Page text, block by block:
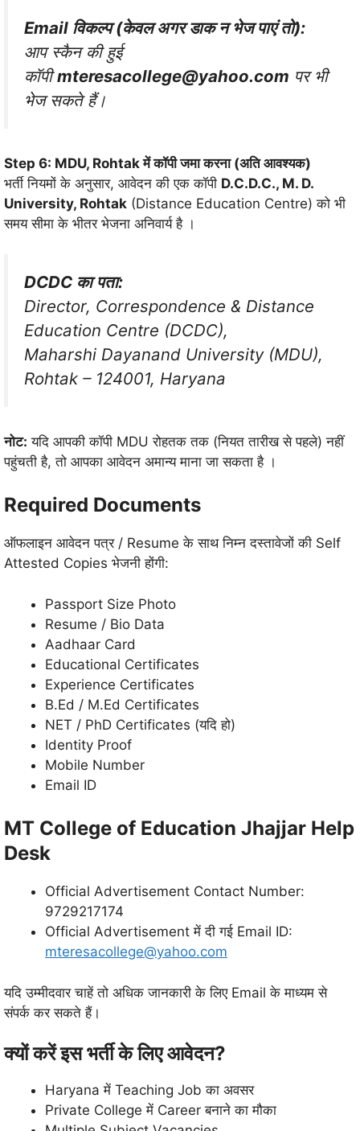
Email विकल्प (केवल अगर डाक न भेज पाएं तो):
आप स्कैन की हुई
कॉपीmteresacollege@yahoo.com पर भी
भेज सकते हैं।
Step 6: MDU, Rohtak में कॉपी जमा करना (अति आवश्यक)
भर्ती नियमों के अनुसार, आवेदन की एक कॉपी D.C.D.C., M. D.
University, Rohtak (Distance Education Centre) को भी
समय सीमा के भीतर भेजना अनिवार्य है ।
DCDC का पता:
Director, Correspondence & Distance
Education Centre (DCDC),
Maharshi Dayanand University (MDU),
Rohtak – 124001, Haryana
नोट: यदि आपकी कॉपी MDU रोहतक तक (नियत तारीख से पहले) नहीं
पहुंचती है, तो आपका आवेदन अमान्य माना जा सकता है ।
Required Documents
ऑफलाइन आवेदन पत्र / Resume के साथ निम्न दस्तावेजों की Self
Attested Copies भेजनी होंगी:
Passport Size Photo
Resume / Bio Data
Aadhaar Card
Educational Certificates
Experience Certificates
B.Ed / M.Ed Certificates
NET / PhD Certificates (यदि हो)
Identity Proof
Mobile Number
Email ID
MT College of Education Jhajjar Help
Desk
Official Advertisement Contact Number:
9729217174
Official Advertisement में दी गई Email ID:
mteresacollege@yahoo.com
यदि उम्मीदवार चाहें तो अधिक जानकारी के लिए Email के माध्यम से
संपर्क कर सकते हैं।
क्यों करें इस भर्ती के लिए आवेदन?
Haryana में Teaching Job का अवसर
Private College में Career बनाने का मौका